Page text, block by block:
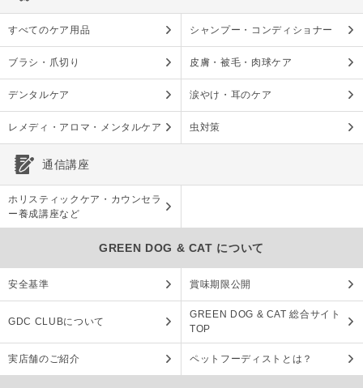
すべてのケア用品 シャンプー・コンディショナー
ブラシ・爪切り 皮膚・被毛・肉球ケア
デンタルケア 涙やけ・耳のケア
レメディ・アロマ・メンタルケア 虫対策
通信講座
ホリスティックケア・カウンセラ
ー養成講座など
GREEN DOG & CAT について
安全基準 賞味期限公開
GDC CLUBについて
GREEN DOG & CAT 総合サイト
TOP
実店舗のご紹介 ペットフーディストとは？